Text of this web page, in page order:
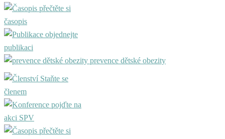
přečtěte si
časopis
objednejte
publikaci
prevence dětské obezity
Staňte se
členem
pojďte na
akci SPV
přečtěte si